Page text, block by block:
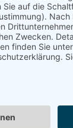
im Hinblick